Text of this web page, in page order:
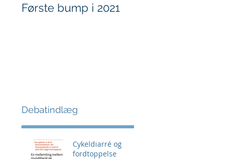
Første bump i 2021
Debatindlæg
Cykeldiarré og
fordtoppelse